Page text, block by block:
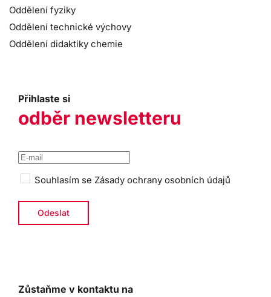
Oddělení fyziky
Oddělení technické výchovy
Oddělení didaktiky chemie
Přihlaste si
odběr newsletteru
Souhlasím se Zásady ochrany osobních údajů
Zůstaňme v kontaktu na